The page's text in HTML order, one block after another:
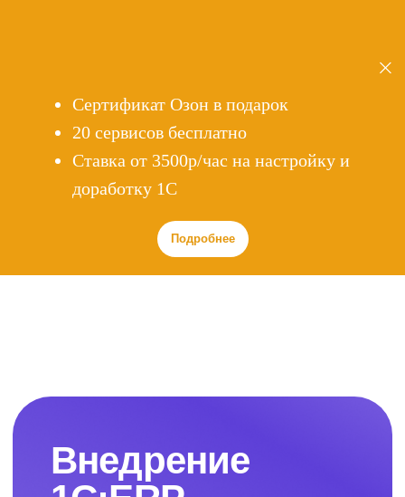
Сертификат Озон в подарок
20 сервисов бесплатно
Cтавка от 3500р/час на настройку и
доработку 1С
Подробнее
Наши специалисты проведут полный
цикл внедрения: от анализа бизнес-
процессов до обучения персонала и
технической поддержки